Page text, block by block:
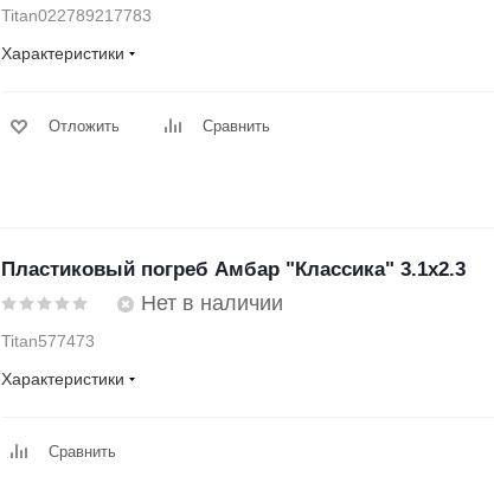
Titan022789217783
Характеристики
Отложить Сравнить
Пластиковый погреб Амбар "Классика" 3.1х2.3
Нет в наличии
Titan577473
Характеристики
Сравнить